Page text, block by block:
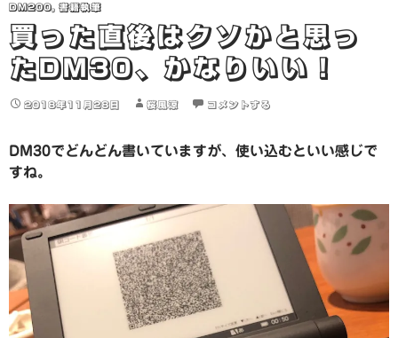
DM200, 書籍執筆
買った直後はクソかと思っ
たDM30、かなりいい！
2018年11月28日 桜風涼 コメントする
DM30でどんどん書いていますが、使い込むといい感じで
すね。